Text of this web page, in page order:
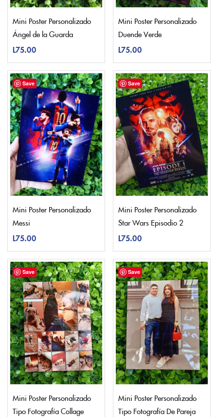
Mini Poster Personalizado
Ángel de la Guarda
L75.00
Mini Poster Personalizado
Duende Verde
L75.00
Save
Mini Poster Personalizado
Messi
L75.00
Save
Mini Poster Personalizado
Star Wars Episodio 2
L75.00
Save
Mini Poster Personalizado
Tipo Fotografía Collage
Save
Mini Poster Personalizado
Tipo Fotografía De Pareja